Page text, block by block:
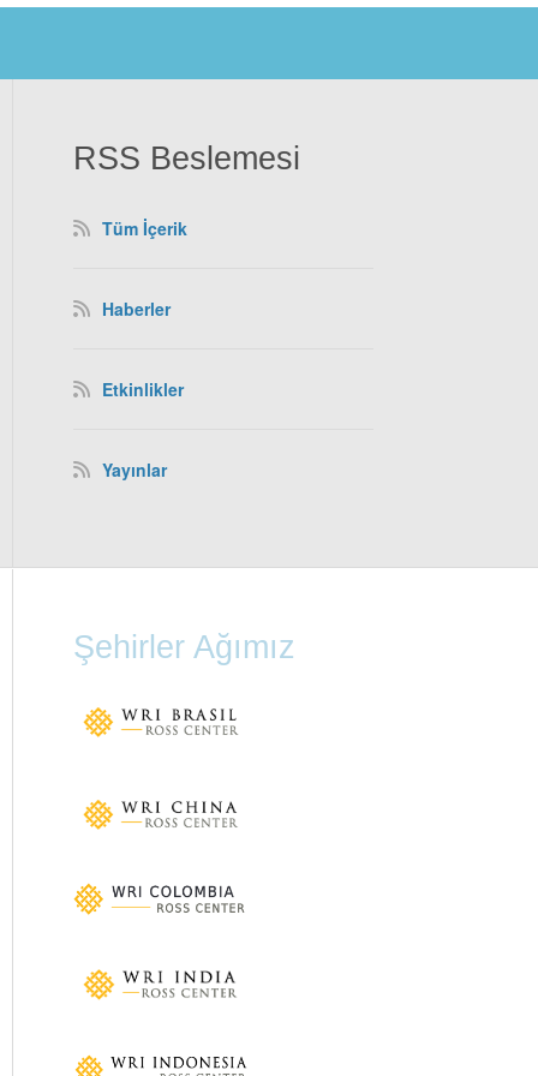
RSS Beslemesi
Tüm İçerik
Haberler
Etkinlikler
Yayınlar
Şehirler Ağımız